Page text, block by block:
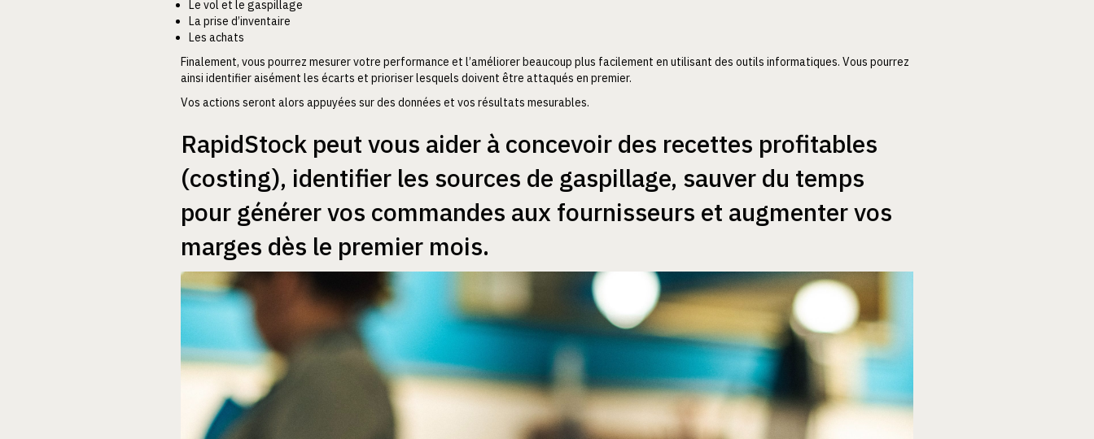
Le vol et le gaspillage
La prise d’inventaire
Les achats
Finalement, vous pourrez mesurer votre performance et l’améliorer beaucoup plus facilement en utilisant des outils informatiques. Vous pourrez
ainsi identifier aisément les écarts et prioriser lesquels doivent être attaqués en premier.
Vos actions seront alors appuyées sur des données et vos résultats mesurables.
RapidStock peut vous aider à concevoir des recettes profitables
(costing), identifier les sources de gaspillage, sauver du temps
pour générer vos commandes aux fournisseurs et augmenter vos
marges dès le premier mois.